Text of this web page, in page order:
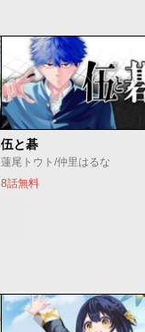
伍と碁
蓮尾トウト/仲里はるな
8話無料